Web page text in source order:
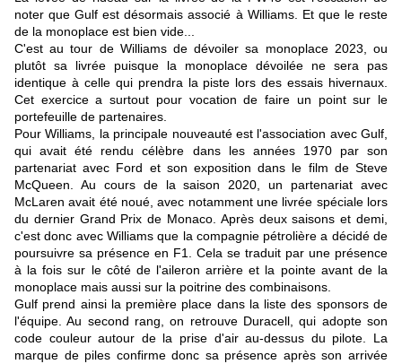
noter que Gulf est désormais associé à Williams. Et que le reste
de la monoplace est bien vide...
C'est au tour de Williams de dévoiler sa monoplace 2023, ou
plutôt sa livrée puisque la monoplace dévoilée ne sera pas
identique à celle qui prendra la piste lors des essais hivernaux.
Cet exercice a surtout pour vocation de faire un point sur le
portefeuille de partenaires.
Pour Williams, la principale nouveauté est l'association avec Gulf,
qui avait été rendu célèbre dans les années 1970 par son
partenariat avec Ford et son exposition dans le film de Steve
McQueen. Au cours de la saison 2020, un partenariat avec
McLaren avait été noué , avec notamment une livrée spéciale lors
du dernier Grand Prix de Monaco. Après deux saisons et demi,
c'est donc avec Williams que la compagnie pétrolière a décidé de
poursuivre sa présence en F1. Cela se traduit par une présence
à la fois sur le côté de l'aileron arrière et la pointe avant de la
monoplace mais aussi sur la poitrine des combinaisons.
Gulf prend ainsi la première place dans la liste des sponsors de
l'équipe. Au second rang, on retrouve Duracell, qui adopte son
code couleur autour de la prise d'air au-dessus du pilote. La
marque de piles confirme donc sa présence après son arrivée